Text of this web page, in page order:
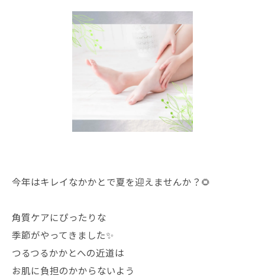
今年はキレイなかかとで夏を迎えませんか？🌻
角質ケアにぴったりな
季節がやってきました✨
つるつるかかとへの近道は
お肌に負担のかからないよう